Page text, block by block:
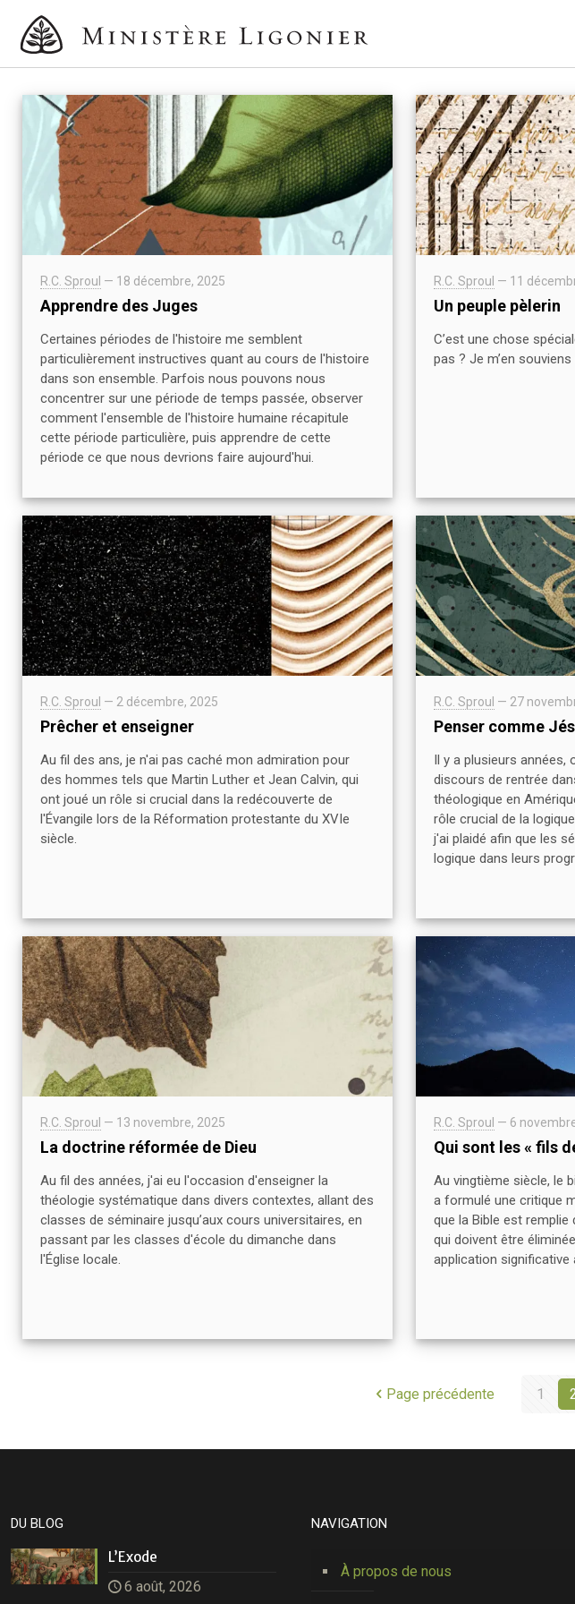
R.C. Sproul — 18 décembre, 2025
Apprendre des Juges
Certaines périodes de l'histoire me semblent
particulièrement instructives quant au cours de l'histoire
dans son ensemble. Parfois nous pouvons nous
concentrer sur une période de temps passée, observer
comment l'ensemble de l'histoire humaine récapitule
cette période particulière, puis apprendre de cette
période ce que nous devrions faire aujourd'hui.
R.C. Sproul — 11
Un peuple pèlerin
C’est une chose
pas ? Je m’en
R.C. Sproul — 2 décembre, 2025
Prêcher et enseigner
Au fil des ans, je n'ai pas caché mon admiration pour
des hommes tels que Martin Luther et Jean Calvin, qui
ont joué un rôle si crucial dans la redécouverte de
l'Évangile lors de la Réformation protestante du XVIe
siècle.
R.C. Sproul — 27
Penser comme
Il y a plusieurs années,
discours de rentrée
théologique en
rôle crucial de la
j'ai plaidé afin que les
logique dans leurs
R.C. Sproul — 13 novembre, 2025
La doctrine réformée de Dieu
Au fil des années, j'ai eu l'occasion d'enseigner la
théologie systématique dans divers contextes, allant des
classes de séminaire jusqu’aux cours universitaires, en
passant par les classes d'école du dimanche dans
l'Église locale.
R.C. Sproul — 6
Qui sont les « fils
Au vingtième siècle, le
a formulé une critique
que la Bible est
qui doivent être
application significative
Page précédente 1
DU BLOG
L’Exode
6 août, 2026
NAVIGATION
À propos de nous